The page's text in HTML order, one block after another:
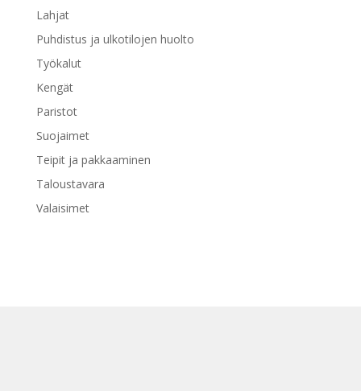
Lahjat
Puhdistus ja ulkotilojen huolto
Työkalut
Kengät
Paristot
Suojaimet
Teipit ja pakkaaminen
Taloustavara
Valaisimet